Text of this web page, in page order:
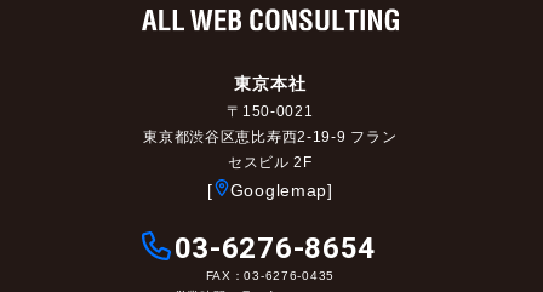
東京本社
〒150-0021
東京都渋谷区恵比寿西2-19-9 フラン
セスビル 2F
[ Googlemap]
03-6276-8654
FAX：03-6276-0435